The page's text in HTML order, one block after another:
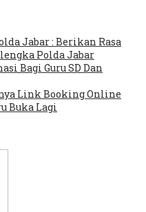
Jabar : Berikan Rasa
Polda Jabar
Bagi Guru SD Dan
Link Booking Online
Buka Lagi